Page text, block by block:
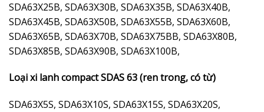
SDA63X25B, SDA63X30B, SDA63X35B, SDA63X40B,
SDA63X45B, SDA63X50B, SDA63X55B, SDA63X60B,
SDA63X65B, SDA63X70B, SDA63X75BB, SDA63X80B,
SDA63X85B, SDA63X90B, SDA63X100B,
Loại xi lanh compact SDAS 63 (ren trong, có từ)
SDA63X5S, SDA63X10S, SDA63X15S, SDA63X20S,